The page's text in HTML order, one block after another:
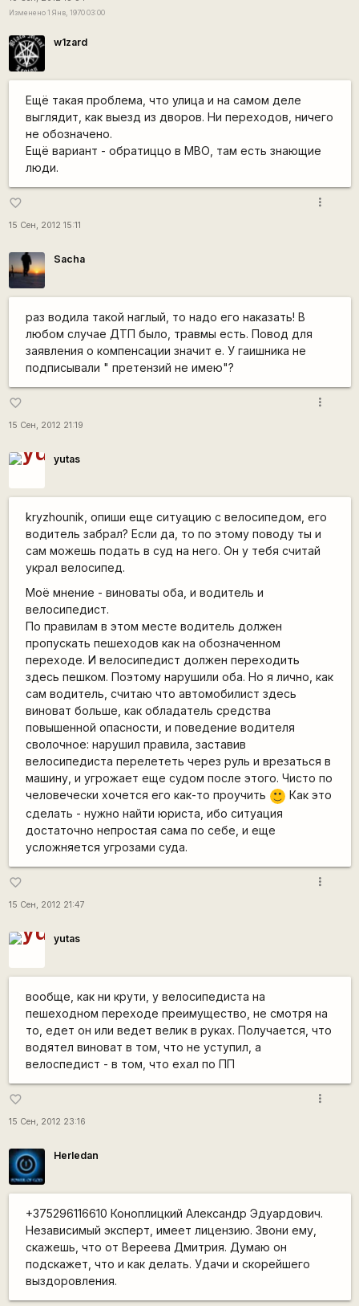
Изменено 1 Янв, 1970 03:00
w1zard
Ещё такая проблема, что улица и на самом деле
выглядит, как выезд из дворов. Ни переходов, ничего
не обозначено.
Ещё вариант - обратиццо в МВО, там есть знающие
люди.
favorite_border
15 Сен, 2012 15:11
more_vert
Sacha
раз водила такой наглый, то надо его наказать! В
любом случае ДТП было, травмы есть. Повод для
заявления о компенсации значит е. У гаишника не
подписывали " претензий не имею"?
favorite_border
15 Сен, 2012 21:19
more_vert
yutas
kryzhounik, опиши еще ситуацию с велосипедом, его
водитель забрал? Если да, то по этому поводу ты и
сам можешь подать в суд на него. Он у тебя считай
украл велосипед.
Моё мнение - виноваты оба, и водитель и
велосипедист.
По правилам в этом месте водитель должен
пропускать пешеходов как на обозначенном
переходе. И велосипедист должен переходить
здесь пешком. Поэтому нарушили оба. Но я лично, как
сам водитель, считаю что автомобилист здесь
виноват больше, как обладатель средства
повышенной опасности, и поведение водителя
сволочное: нарушил правила, заставив
велосипедиста перелететь через руль и врезаться в
машину, и угрожает еще судом после этого. Чисто по
человечески хочется его как-то проучить
:)
Как это
сделать - нужно найти юриста, ибо ситуация
достаточно непростая сама по себе, и еще
усложняется угрозами суда.
favorite_border
15 Сен, 2012 21:47
more_vert
yutas
вообще, как ни крути, у велосипедиста на
пешеходном переходе преимущество, не смотря на
то, едет он или ведет велик в руках. Получается, что
водятел виноват в том, что не уступил, а
велоспедист - в том, что ехал по ПП
favorite_border
15 Сен, 2012 23:16
more_vert
Herledan
+375296116610 Коноплицкий Александр Эдуардович.
Независимый эксперт, имеет лицензию. Звони ему,
скажешь, что от Вереева Дмитрия. Думаю он
подскажет, что и как делать. Удачи и скорейшего
выздоровления.